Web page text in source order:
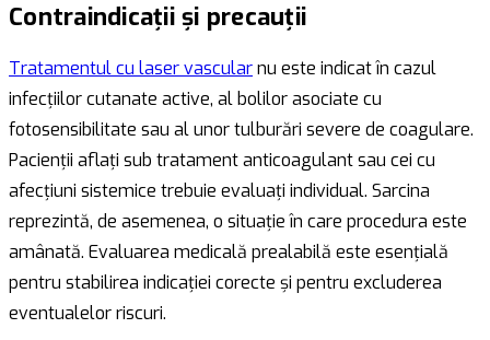
Contraindicații și precauții
Tratamentul cu laser vascularnu este indicat în cazul
infecțiilor cutanate active, al bolilor asociate cu
fotosensibilitate sau al unor tulburări severe de coagulare.
Pacienții aflați sub tratament anticoagulant sau cei cu
afecțiuni sistemice trebuie evaluați individual. Sarcina
reprezintă, de asemenea, o situație în care procedura este
amânată. Evaluarea medicală prealabilă este esențială
pentru stabilirea indicației corecte și pentru excluderea
eventualelor riscuri.